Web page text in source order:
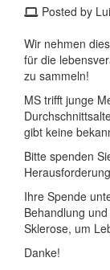
Posted by
Wir nehmen
für die
zu sammeln!
MS trifft junge
gibt keine
Bitte spenden
Ihre Spende
Behandlung
Sklerose, um
Danke!